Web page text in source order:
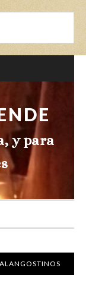
y para